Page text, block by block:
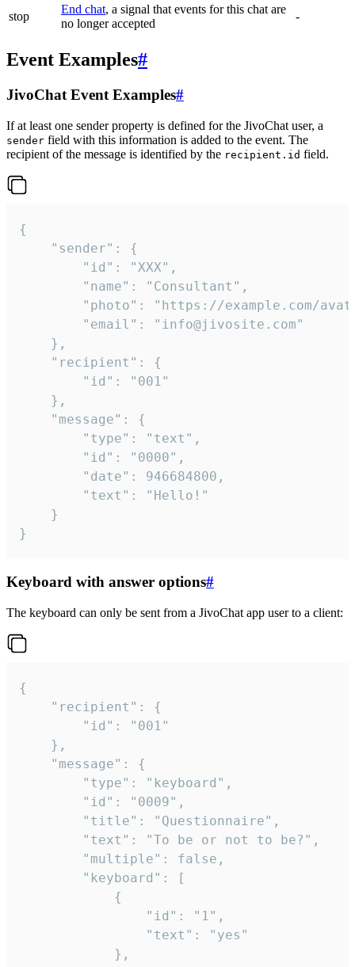
stop
End chat, a signal that events for this chat are
no longer accepted
-
Event Examples#
JivoChat Event Examples#
If at least one sender property is defined for the JivoChat user, a
sender field with this information is added to the event. The
recipient of the message is identified by the recipient.id field.
{
}
Keyboard with answer options#
The keyboard can only be sent from a JivoChat app user to a client:
{